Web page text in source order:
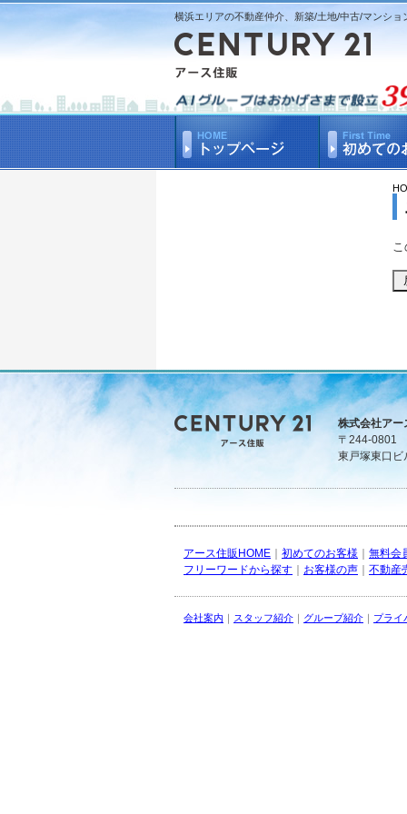
横浜エリアの不動産仲介、新築/土地/中古/マンショ
こ
株式会社アー
〒244-0801
東戸塚東口ビ
アース住販HOME 初めてのお客様 無料会
フリーワードから探す
お客様の声 不動産
会社案内 ｜ スタッフ紹介 ｜ グループ紹介 ｜ プライ